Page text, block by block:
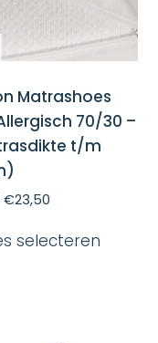
Matrashoes
70/30 –
t/m
€23,50
selecteren